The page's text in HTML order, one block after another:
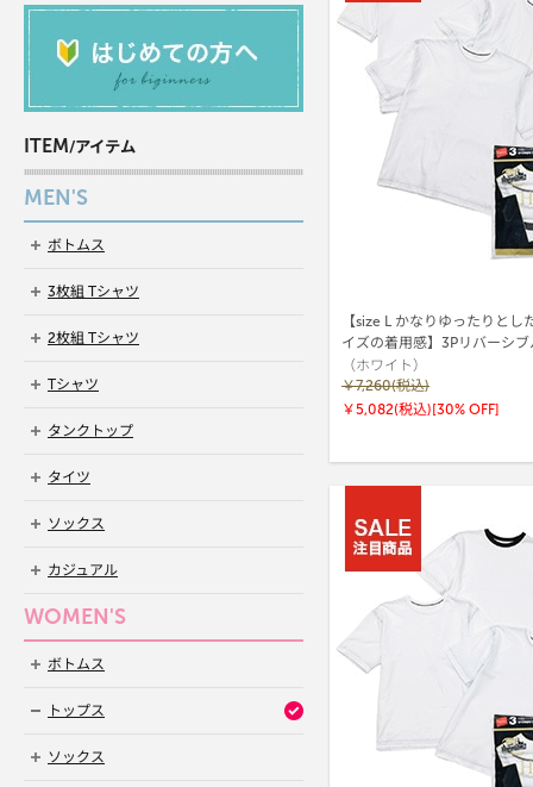
【size L かなりゆったりとし
イズの着用感】3Pリバーシ
ックTシャツ by THE DODO
ヘインズ(HW1-D702)
（ホワイト）
￥7,260(税込)
￥5,082(税込)[30% OFF]
ITEM/アイテム
MEN'S
ボトムス
3枚組 Tシャツ
2枚組 Tシャツ
Tシャツ
タンクトップ
タイツ
ソックス
カジュアル
WOMEN'S
ボトムス
トップス
ソックス